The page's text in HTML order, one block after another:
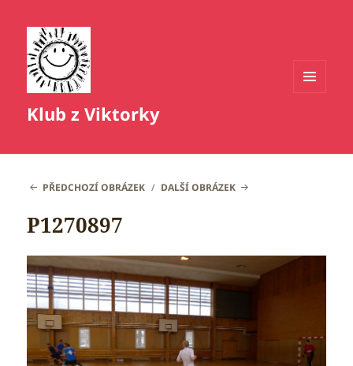
Klub z Viktorky
PŘEDCHOZÍ OBRÁZEK DALŠÍ OBRÁZEK
P1270897